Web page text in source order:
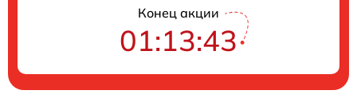
Конец акции
01:13:42